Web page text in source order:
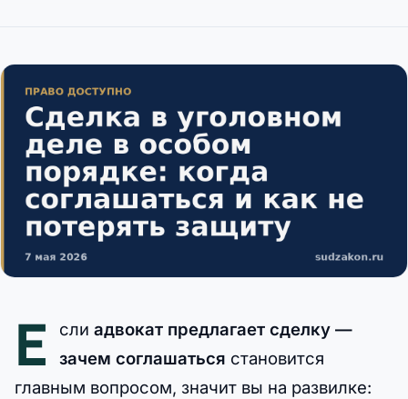
Е сли адвокат предлагает сделку —
зачем соглашаться становится
главным вопросом, значит вы на развилке: